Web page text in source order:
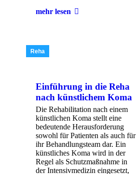
mehr lesen
Reha
Einführung in die Reha
nach künstlichem Koma
Die Rehabilitation nach einem
künstlichen Koma stellt eine
bedeutende Herausforderung
sowohl für Patienten als auch für
ihr Behandlungsteam dar. Ein
künstliches Koma wird in der
Regel als Schutzmaßnahme in
der Intensivmedizin eingesetzt,